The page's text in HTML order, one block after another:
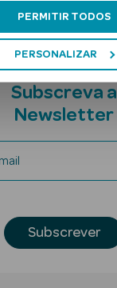
PERMITIR TODOS
PERSONALIZAR
Subscreva a
Newsletter
Subscrever